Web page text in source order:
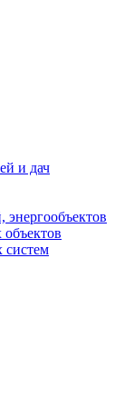
и дач
систем